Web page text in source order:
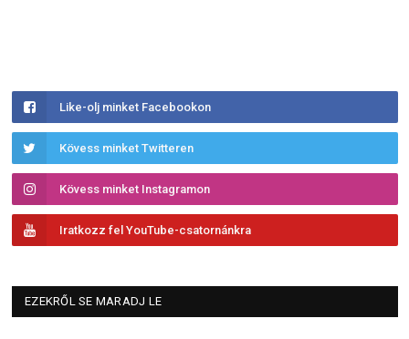
Like-olj minket Facebookon
Kövess minket Twitteren
Kövess minket Instagramon
Iratkozz fel YouTube-csatornánkra
EZEKRŐL SE MARADJ LE